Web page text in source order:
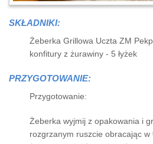
SKŁADNIKI:
Żeberka Grillowa Uczta ZM
konfitury z żurawiny - 5 łyżek
PRZYGOTOWANIE:
Przygotowanie:
Żeberka wyjmij z opakowania i
rozgrzanym ruszcie obracając